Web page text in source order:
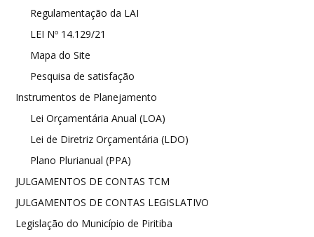
Regulamentação da LAI
LEI Nº 14.129/21
Mapa do Site
Pesquisa de satisfação
Instrumentos de Planejamento
Lei Orçamentária Anual (LOA)
Lei de Diretriz Orçamentária (LDO)
Plano Plurianual (PPA)
JULGAMENTOS DE CONTAS TCM
JULGAMENTOS DE CONTAS LEGISLATIVO
Legislação do Município de Piritiba